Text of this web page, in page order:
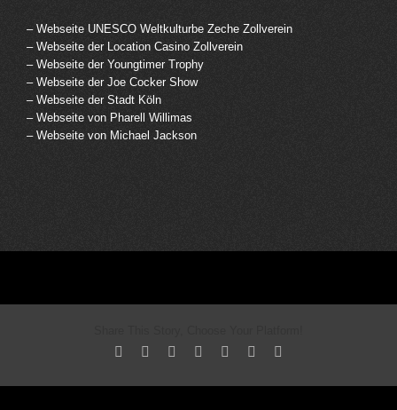
– Webseite UNESCO Weltkulturbe Zeche Zollverein
– Webseite der Location Casino Zollverein
– Webseite der Youngtimer Trophy
– Webseite der Joe Cocker Show
– Webseite der Stadt Köln
– Webseite von Pharell Willimas
– Webseite von Michael Jackson
Facebook Reddit LinkedIn
TumblrPinterest